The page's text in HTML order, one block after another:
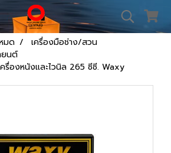
มด
เครื่องมือช่าง/สวน
นต์
รื่องหนังและไวนิล 265 ซีซี. Waxy